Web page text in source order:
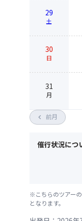
29
土
30
日
31
月
chevron_left 前月
催行状況につ
※こちらのツアー
となります。